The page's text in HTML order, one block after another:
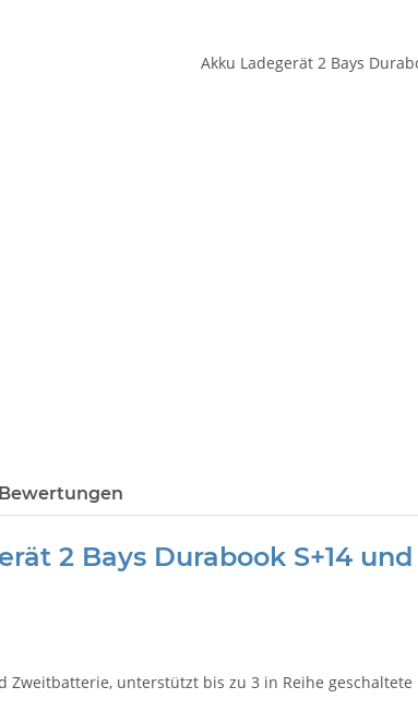
Bewertungen
2 Bays Durabook S+14 und
Zweitbatterie, unterstützt bis zu 3 in Reihe geschaltete